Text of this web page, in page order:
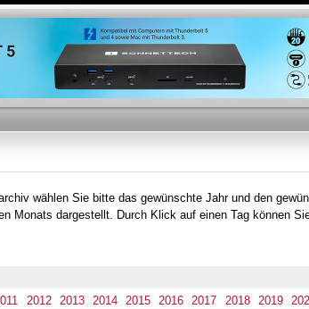
Direkt
zum
Inhalt
wählen Sie bitte das gewünschte Jahr und den
Monats dargestellt. Durch Klick auf einen Tag können
2012 2013 2014 2015 2016 2017 2018 2019